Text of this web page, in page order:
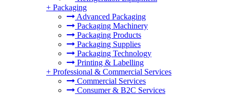
+ Packaging
Advanced Packaging
Packaging Machinery
Packaging Products
Packaging Supplies
Packaging Technology
Printing & Labelling
+ Professional & Commercial Services
Commercial Services
Consumer & B2C Services